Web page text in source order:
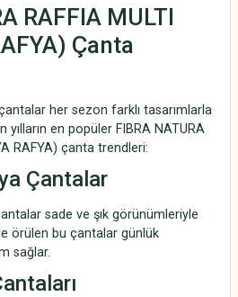
RAFFIA MULTI
Çanta
her sezon farklı tasarımlarla
yılların en popüler FIBRA NATURA
RAFYA) çanta trendleri:
Çantalar
sade ve şık görünümleriyle
örülen bu çantalar günlük
sağlar.